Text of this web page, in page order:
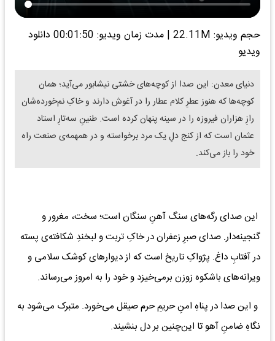
حجم ویدیو: 22.11M | مدت زمان ویدیو: 00:01:50
دانلود
ویدیو
دنیای معدن: این صدا از کوچه‌های خشتی نیشابور می‌آید؛ همان
کوچه‌ها که هنوز عطرِ کلام عطار را در آغوش دارند و خاکِ نم‌خورده‌شان
رازِ هزاران فیروزه را در سینه پنهان کرده است. طنینِ سه‌تارِ استاد
عثمان است که از کنج دلِ یک مرد برخواسته و در همهمه‌ی صنعت راه
خود را باز می‌کند.
این صدای رگه‌های سنگ آهنِ سنگان است؛ سخت، مغرور و
گنجینه‌دار. صدای صبرِ زعفران در خاکِ تربت و لبخندِ شکافته‌ی پسته
در آفتابِ داغ. پژواکِ تاریخ است که از دیوارهای کوشک سلامی و
ویرانه‌های باشکوه زوزن برمی‌خیزد و خود را به امروز می‌رساند.
و این صدا در پناهِ امنِ حریمِ حرم صیقل می‌خورد. متبرک می‌شود به
نگاهِ ضامنِ آهو تا این‌چنین بر دل بنشیند.